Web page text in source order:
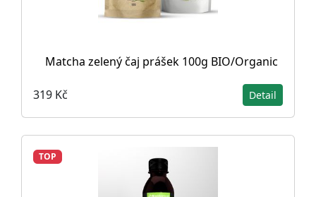
Matcha zelený čaj prášek 100g BIO/Organic
319 Kč Detail
TOP